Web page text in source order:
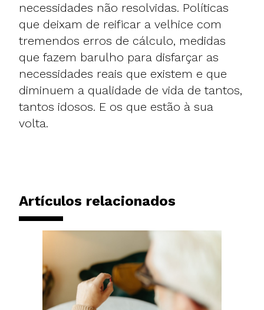
necessidades não resolvidas. Políticas
que deixam de reificar a velhice com
tremendos erros de cálculo, medidas
que fazem barulho para disfarçar as
necessidades reais que existem e que
diminuem a qualidade de vida de tantos,
tantos idosos. E os que estão à sua
volta.
Artículos relacionados